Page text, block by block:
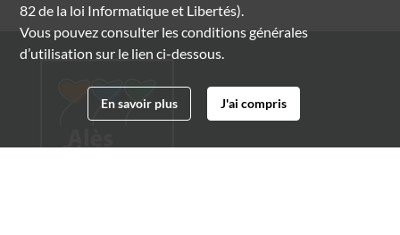
82 de la loi Informatique et Libertés).
Vous pouvez consulter les conditions générales
d’utilisation sur le lien ci-dessous.
En savoir plus J'ai compris